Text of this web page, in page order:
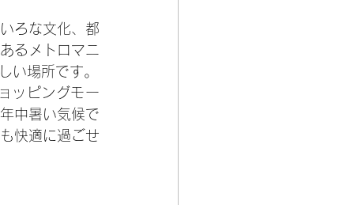
ろな文化、都
るメトロマニ
い場所です。
ッピングモー
中暑い気候で
快適に過ごせ